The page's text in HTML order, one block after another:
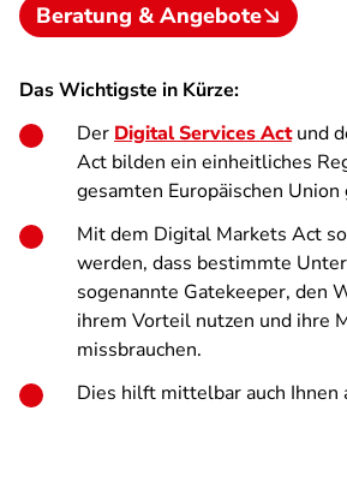
Beratung & Angebote
Das Wichtigste in Kürze:
Der Digital Services Actund
Act bilden ein einheitliches
gesamten Europäischen Union
Mit dem Digital Markets Act
werden, dass bestimmte
sogenannte Gatekeeper, den
ihrem Vorteil nutzen und ihre
missbrauchen.
Dies hilft mittelbar auch Ihnen